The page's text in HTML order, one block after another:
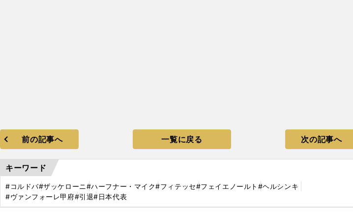
前の記事へ 一覧に戻る 次の記事へ
キーワード
#コルドバ#ザッケローニ#ハーフナー・マイク#フィテッセ#フェイエノールト #ヘルシンキ
#ヴァンフォーレ甲府#引退#日本代表